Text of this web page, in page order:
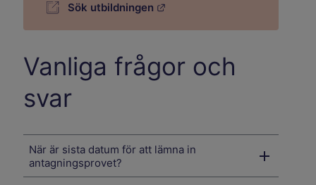
Sök utbildningen
Vanliga frågor och
svar
När är sista datum för att lämna in
antagningsprovet?